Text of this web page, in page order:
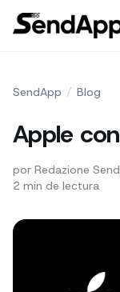
SendApp / Blog
Apple
por Redazione
2 min de lectura